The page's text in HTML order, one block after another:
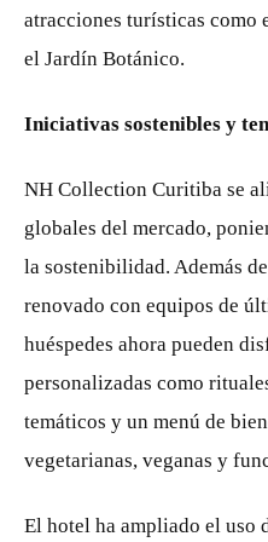
atracciones turísticas como
el Jardín Botánico.
Iniciativas sostenibles y
NH Collection Curitiba se
globales del mercado,
la sostenibilidad. Además
renovado con equipos de
huéspedes ahora pueden
personalizadas como
temáticos y un menú de
vegetarianas, veganas y
El hotel ha ampliado el uso